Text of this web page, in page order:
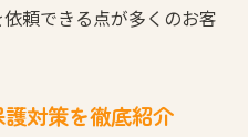
頼できる点が多くのお客
対策を徹底紹介